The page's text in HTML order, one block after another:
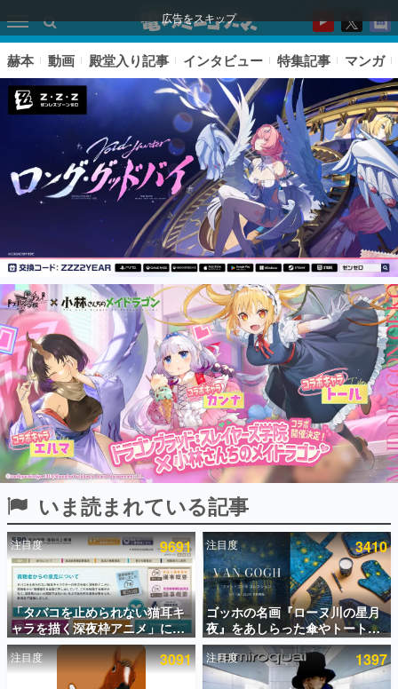
広告をスキップ
ピックアップ
電ファミのいま読まれている記事ランキング
アプリセール情報
インタビュー
連載・特集一覧
殿堂入り記事
SNS拡散数が数千以上！ ページビュー数万以上！ などな
ど。多くの人々に読まれた、電ファミ渾身の“殿堂入り”記
事をまとめました。
ゲームの企画書
名作ゲームクリエイターの方々に製作時のエピソードをお
聞きし、ヒットする企画（ゲーム）とは何か？を探ってい
きます。
赫本
この物語を解いてはいけない。『赫本』は、〈試験問題〉
の形をした短編ホラー小説集です。
赫本 動画 殿堂入り記事 インタビュー 特集記事 マンガ
いま読まれている記事
注目度 9691
「タバコを止められない猫耳キ
ャラを描く深夜枠アニメ」に視
聴者の一部から批判意見。違法
薬物の使用と思しき描写も含め
て、BPOが議論を交わす
注目度 3410
ゴッホの名画『ローヌ川の星月
夜』をあしらった傘やトートバ
ッグなどが登場。8月7日21時よ
り2日間限定で予約販売
注目度 3091 注目度 1397